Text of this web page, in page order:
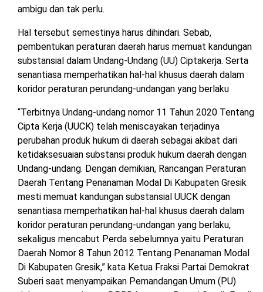
ambigu dan tak perlu.
Hal tersebut semestinya harus dihindari. Sebab,
pembentukan peraturan daerah harus memuat kandungan
substansial dalam Undang-Undang (UU) Ciptakerja. Serta
senantiasa memperhatikan hal-hal khusus daerah dalam
koridor peraturan perundang-undangan yang berlaku
“Terbitnya Undang-undang nomor 11 Tahun 2020 Tentang
Cipta Kerja (UUCK) telah meniscayakan terjadinya
perubahan produk hukum di daerah sebagai akibat dari
ketidaksesuaian substansi produk hukum daerah dengan
Undang-undang. Dengan demikian, Rancangan Peraturan
Daerah Tentang Penanaman Modal Di Kabupaten Gresik
mesti memuat kandungan substansial UUCK dengan
senantiasa memperhatikan hal-hal khusus daerah dalam
koridor peraturan perundang-undangan yang berlaku,
sekaligus mencabut Perda sebelumnya yaitu Peraturan
Daerah Nomor 8 Tahun 2012 Tentang Penanaman Modal
Di Kabupaten Gresik,” kata Ketua Fraksi Partai Demokrat
Suberi saat menyampaikan Pemandangan Umum (PU)